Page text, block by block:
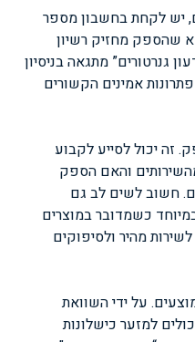
יש לקחת בחשבון מספר
שהספק מחזיק רשיון
גנרטורים” מתגאה בניסיון
אמינים הקשורים
זה יכול לסייע לקבוע
והאם הספק
חשוב לשים לב גם
כשמדובר במוצרים
מהיר ולסיפוקים
על ידי השוואת
למזער כישלונות